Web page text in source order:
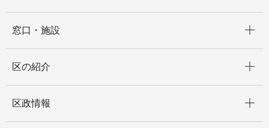
窓口・施設
区の紹介
区政情報